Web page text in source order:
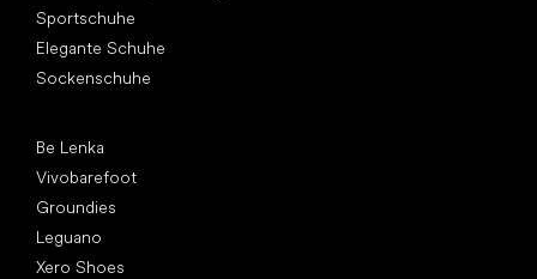
Sportschuhe
Elegante Schuhe
Sockenschuhe
Be Lenka
Vivobarefoot
Groundies
Leguano
Xero Shoes